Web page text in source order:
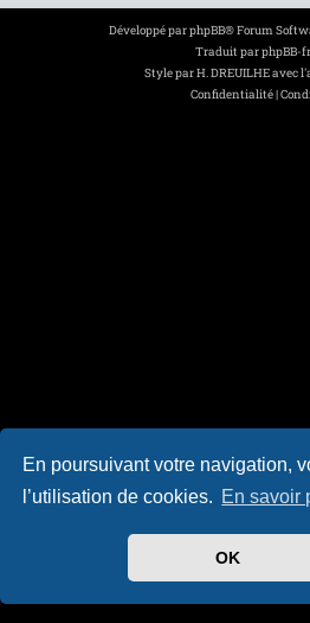
En poursuivant votre navigation,
l’utilisation de cookies. En savoir
OK
Développé parphpBB® Forum
Traduit parphpBB-
Style parH. DREUILHE avec
Confidentialité|